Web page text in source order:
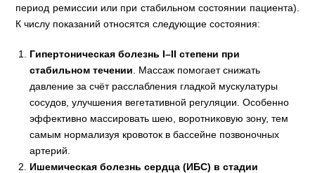
период ремиссии или при стабильном состоянии пациента).
К числу показаний относятся следующие состояния:
Гипертоническая болезнь I–II степени при
стабильном течении . Массаж помогает снижать
давление за счёт расслабления гладкой мускулатуры
сосудов, улучшения вегетативной регуляции. Особенно
эффективно массировать шею, воротниковую зону, тем
самым нормализуя кровоток в бассейне позвоночных
артерий.
Ишемическая болезнь сердца (ИБС) в стадии